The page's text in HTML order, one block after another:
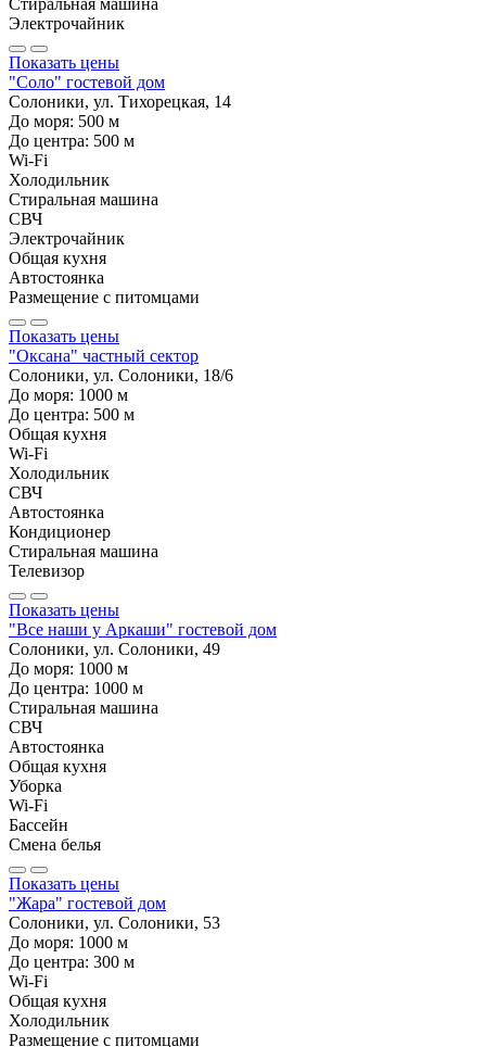
Электрочайник
Показать цены
"Соло" гостевой дом
Солоники, ул. Тихорецкая, 14
До моря: 500 м
До центра: 500 м
Wi-Fi
Холодильник
Стиральная машина
СВЧ
Электрочайник
Общая кухня
Автостоянка
Размещение с питомцами
Показать цены
"Оксана" частный сектор
Солоники, ул. Солоники, 18/6
До моря: 1000 м
До центра: 500 м
Общая кухня
Wi-Fi
Холодильник
СВЧ
Автостоянка
Кондиционер
Стиральная машина
Телевизор
Показать цены
"Все наши у Аркаши" гостевой дом
Солоники, ул. Солоники, 49
До моря: 1000 м
До центра: 1000 м
Стиральная машина
СВЧ
Автостоянка
Общая кухня
Уборка
Wi-Fi
Бассейн
Смена белья
Показать цены
"Жара" гостевой дом
Солоники, ул. Солоники, 53
До моря: 1000 м
До центра: 300 м
Wi-Fi
Общая кухня
Холодильник
Размещение с питомцами